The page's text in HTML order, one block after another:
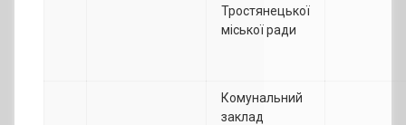
Тростянецької
міської ради
Комунальний
заклад